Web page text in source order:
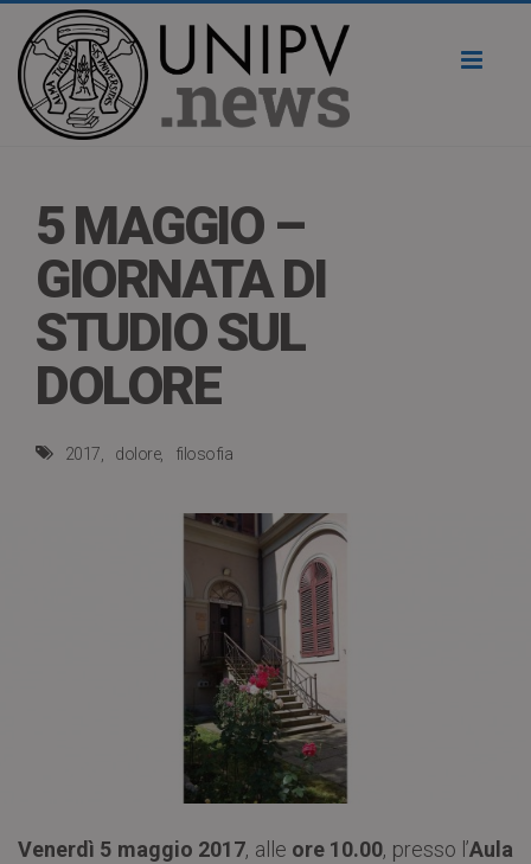
5 MAGGIO –
GIORNATA DI
STUDIO SUL
DOLORE
2017 dolore filosofia
Venerdì 5 maggio 2017, alle ore 10.00, presso l’Aula